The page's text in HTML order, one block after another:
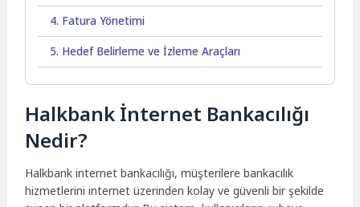
4. Fatura Yönetimi
5. Hedef Belirleme ve İzleme Araçları
Halkbank İnternet Bankacılığı
Nedir?
Halkbank internet bankacılığı, müşterilere bankacılık
hizmetlerini internet üzerinden kolay ve güvenli bir şekilde